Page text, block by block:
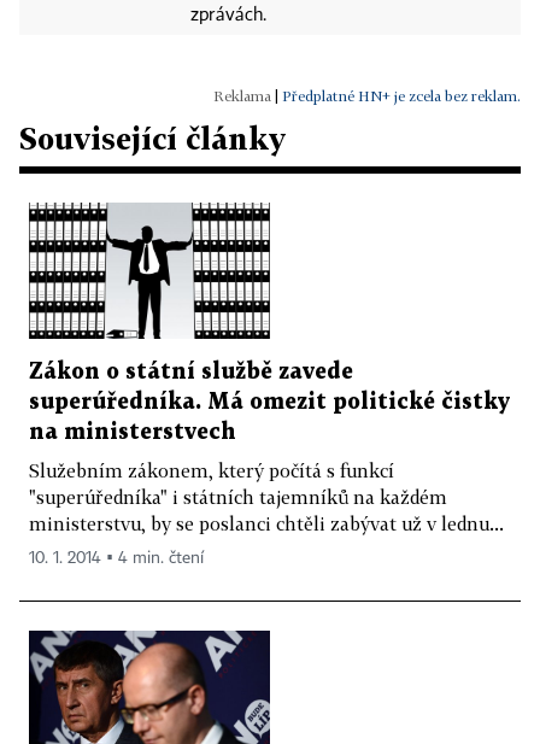
zprávách.
Předplatné HN+ je zcela bez reklam.
Související články
Zákon o státní službě zavede
superúředníka. Má omezit politické čistky
na ministerstvech
Služebním zákonem, který počítá s funkcí
"superúředníka" i státních tajemníků na každém
ministerstvu, by se poslanci chtěli zabývat už v lednu...
10. 1. 2014 ▪ 4 min. čtení